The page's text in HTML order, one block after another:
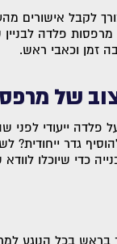
לקבל אישורים
פלדה לבניין
זמן וכאבי ראש.
של
פלדה ייעודי
גדר ייחודית?
כדי שיוכלו
בכל הנוגע